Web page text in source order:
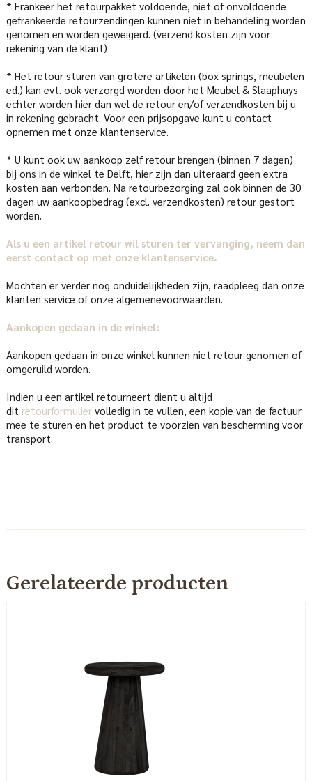
* Frankeer het retourpakket voldoende, niet of onvoldoende
gefrankeerde retourzendingen kunnen niet in behandeling worden
genomen en worden geweigerd. (verzend kosten zijn voor
rekening van de klant)
* Het retour sturen van grotere artikelen (box springs, meubelen
ed.) kan evt. ook verzorgd worden door het Meubel & Slaaphuys
echter worden hier dan wel de retour en/of verzendkosten bij u
in rekening gebracht. Voor een prijsopgave kunt u contact
opnemen met onze klantenservice.
* U kunt ook uw aankoop zelf retour brengen (binnen 7 dagen)
bij ons in de winkel te Delft, hier zijn dan uiteraard geen extra
kosten aan verbonden. Na retourbezorging zal ook binnen de 30
dagen uw aankoopbedrag (excl. verzendkosten) retour gestort
worden.
Als u een artikel retour wil sturen ter vervanging, neem dan
eerst contact op met onze klantenservice.
Mochten er verder nog onduidelijkheden zijn, raadpleeg dan onze
klanten service of onze algemenevoorwaarden.
Aankopen gedaan in de winkel:
Aankopen gedaan in onze winkel kunnen niet retour genomen of
omgeruild worden.
Indien u een artikel retourneert dient u altijd
dit retourformuliervolledig in te vullen, een kopie van de factuur
mee te sturen en het product te voorzien van bescherming voor
transport.
Gerelateerde producten